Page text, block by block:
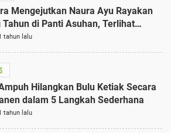
Mengejutkan Naura Ayu Rayakan
Tahun di Panti Asuhan, Terlihat
dengan Kaftan Cokelat
tahun lalu
Hilangkan Bulu Ketiak Secara
dalam 5 Langkah Sederhana
tahun lalu